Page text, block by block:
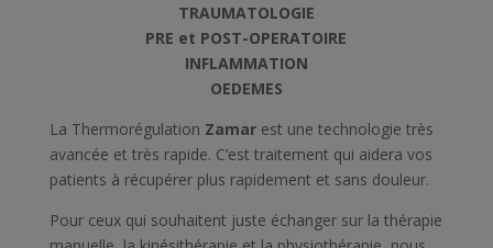
TRAUMATOLOGIE
PRE et POST-OPERATOIRE
INFLAMMATION
OEDEMES
La Thermorégulation Zamarest une technologie très
avancée et très rapide. C’est traitement qui aidera vos
patients à récupérer plus rapidement et sans douleur.
Pour ceux qui souhaitent juste échanger sur la thérapie